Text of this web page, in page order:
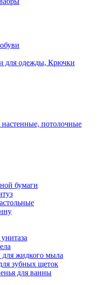
для одежды, Крючки
потолочные
бумаги
жидкого мыла
зубных щеток
для ванны